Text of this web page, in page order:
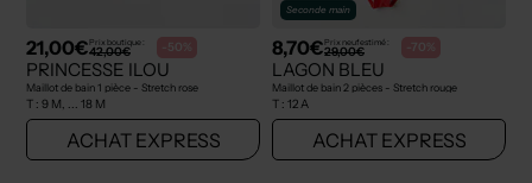
21,00€Prix boutique :
42,00€ -50%
PRINCESSE ILOU
Maillot de bain 1 pièce - Stretch rose
T : 9 M, ... 18 M
ACHAT EXPRESS
Seconde main
8,70€Prix neuf estimé :
29,00€ -70%
LAGON BLEU
Maillot de bain 2 pièces - Stretch rouge
T : 12 A
ACHAT EXPRESS